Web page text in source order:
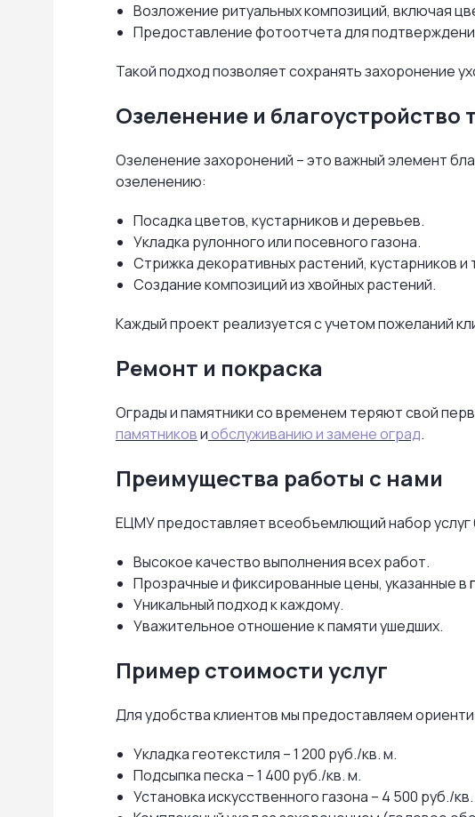
Возложение ритуальных композиций, включая
Предоставление фотоотчета для
Такой подход позволяет сохранять захоронение
Озеленение и благоустройство
Озеленение захоронений – это важный элемент
озеленению:
Посадка цветов, кустарников и деревьев.
Укладка рулонного или посевного газона.
Стрижка декоративных растений, кустарников и
Создание композиций из хвойных растений.
Каждый проект реализуется с учетом пожеланий
Ремонт и покраска
Ограды и памятники со временем теряют свой
памятниковиобслуживанию и замене оград.
Преимущества работы с нами
ЕЦМУ предоставляет всеобъемлющий набор услуг
Высокое качество выполнения всех работ.
Прозрачные и фиксированные цены, указанные в
Уникальный подход к каждому.
Уважительное отношение к памяти ушедших.
Пример стоимости услуг
Для удобства клиентов мы предоставляем
Укладка геотекстиля – 1 200 руб./кв. м.
Подсыпка песка – 1 400 руб./кв. м.
Установка искусственного газона – 4 500 руб./